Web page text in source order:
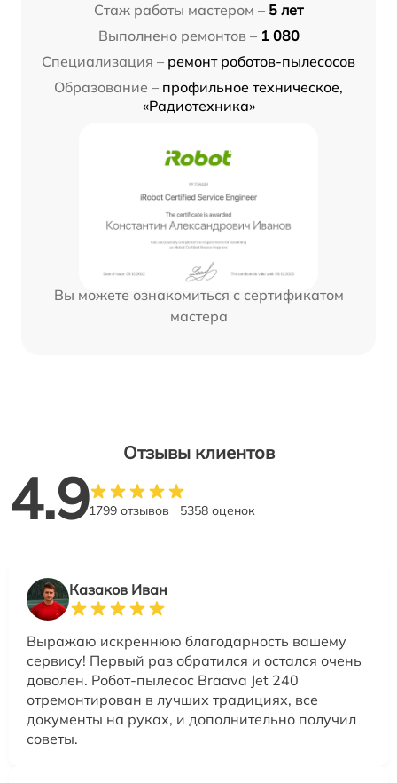
Стаж работы мастером – 5 лет
Выполнено ремонтов – 1 080
Специализация – ремонт роботов-пылесосов
Образование – профильное техническое,
«Радиотехника»
Вы можете ознакомиться с сертификатом
мастера
Отзывы клиентов
4.91799 отзывов 5358 оценок
Казаков Иван
Выражаю искреннюю благодарность вашему
сервису! Первый раз обратился и остался очень
доволен. Робот-пылесос Braava Jet 240
отремонтирован в лучших традициях, все
документы на руках, и дополнительно получил
советы.